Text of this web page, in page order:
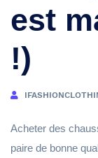
est
!)
Acheter des
paire de bonne